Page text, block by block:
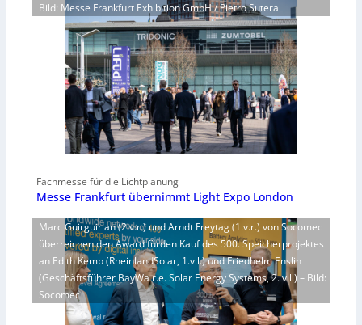
Bild: Messe Frankfurt Exhibition GmbH / Pietro Sutera
Fachmesse für die Lichtplanung
Messe Frankfurt übernimmt Light Expo London
Marc Guirguirian (2.v.r.) und Arndt Freytag (1.v.r.) von Socomec
überreichen den Award fürden Kauf des 500. Speicherprojektes
an Edith Kemp (RheinlandSolar, 1.v.l.) und Friedhelm Enslin
(Geschäftsführer BayWa r.e. Solar Energy Systems, 2. v.l.) – Bild:
Socomec